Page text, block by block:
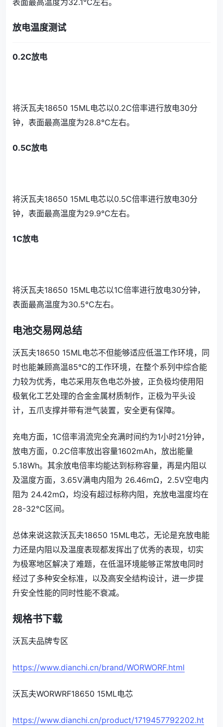
表面最高温度为32.1℃左右。
放电温度测试
0.2C放电
将沃瓦夫18650 15ML电芯以0.2C倍率进行放电30分
钟，表面最高温度为28.8℃左右。
0.5C放电
将沃瓦夫18650 15ML电芯以0.5C倍率进行放电30分
钟，表面最高温度为29.9℃左右。
1C放电
将沃瓦夫18650 15ML电芯以1C倍率进行放电30分钟，
表面最高温度为30.5℃左右。
电池交易网总结
沃瓦夫18650 15ML电芯不但能够适应低温工作环境，同
时也能兼顾高温85℃的工作环境，在整个系列中综合能
力较为优秀，电芯采用灰色电芯外披，正负极均使用阳
极氧化工艺处理的合金金属材质制作，正极为平头设
计，五爪支撑并带有泄气装置，安全更有保障。
充电方面，1C倍率涓流完全充满时间约为1小时21分钟，
放电方面，0.2C倍率放出容量1602mAh，放出能量
5.18Wh。其余放电倍率均能达到标称容量，再是内阻以
及温度方面，3.65V满电内阻为 26.46mΩ，2.5V空电内
阻为 24.42mΩ，均没有超过标称内阻，充放电温度均在
28-32℃区间。
总体来说这款沃瓦夫18650 15ML电芯，无论是充放电能
力还是内阻以及温度表现都发挥出了优秀的表现，切实
为极寒地区解决了难题，在低温环境能够正常放电同时
经过了多种安全标准，以及高安全结构设计，进一步提
升安全性能的同时性能不衰减。
规格书下载
沃瓦夫品牌专区
https://www.dianchi.cn/brand/WORWORF.html
沃瓦夫WORWRF18650 15ML电芯
https://www.dianchi.cn/product/1719457792202.ht